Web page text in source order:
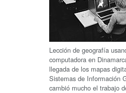
Lección de geografía
computadora en
llegada de los mapas
Sistemas de Información
cambió mucho el trabajo